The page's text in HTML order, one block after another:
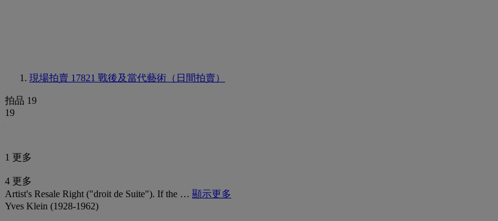
現場拍賣 17821 戰後及當代藝術（日間拍賣）
拍品 19
19
1 更多
4 更多
Artist's Resale Right ("droit de Suite"). If the … 顯示更多
Yves Klein (1928-1962)